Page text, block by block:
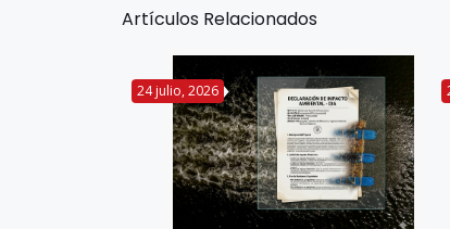
Artículos Relacionados
24 julio, 2026